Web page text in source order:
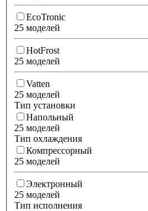
EcoTronic
25 моделей
HotFrost
25 моделей
Vatten
25 моделей
Тип установки
Напольный
25 моделей
Тип охлаждения
Компрессорный
25 моделей
Электронный
25 моделей
Тип исполнения